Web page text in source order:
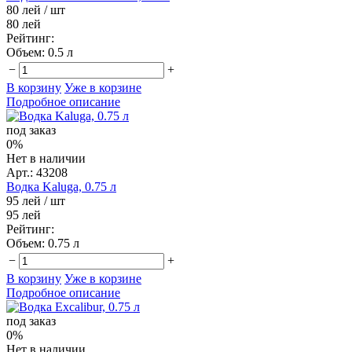
80 лей / шт
80 лей
Рейтинг:
Объем: 0.5 л
−
+
В корзину Уже в корзине
Подробное описание
под заказ
0%
Нет в наличии
Арт.: 43208
Водка Kaluga, 0.75 л
95 лей / шт
95 лей
Рейтинг:
Объем: 0.75 л
−
+
В корзину Уже в корзине
Подробное описание
под заказ
0%
Нет в наличии